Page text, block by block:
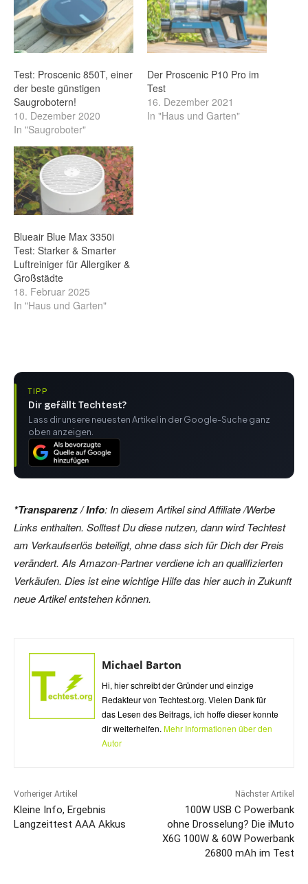
Test: Proscenic 850T, einer
der beste günstigen
Saugrobotern!
10. Dezember 2020
In "Saugroboter"
Der Proscenic P10 Pro im
Test
16. Dezember 2021
In "Haus und Garten"
Blueair Blue Max 3350i
Test: Starker & Smarter
Luftreiniger für Allergiker &
Großstädte
18. Februar 2025
In "Haus und Garten"
TIPP
Dir gefällt Techtest?
Lass dir unsere neuesten Artikel in der Google-Suche ganz
oben anzeigen.
*Transparenz / Info: In diesem Artikel sind Affiliate /Werbe
Links enthalten. Solltest Du diese nutzen, dann wird Techtest
am Verkaufserlös beteiligt, ohne dass sich für Dich der Preis
verändert. Als Amazon-Partner verdiene ich an qualifizierten
Verkäufen. Dies ist eine wichtige Hilfe das hier auch in Zukunft
neue Artikel entstehen können.
Michael Barton
Hi, hier schreibt der Gründer und einzige
Redakteur von Techtest.org. Vielen Dank für
das Lesen des Beitrags, ich hoffe dieser konnte
dir weiterhelfen. Mehr Informationen über den
Autor
Vorheriger Artikel
Kleine Info, Ergebnis
Langzeittest AAA Akkus
Nächster Artikel
100W USB C Powerbank
ohne Drosselung? Die iMuto
X6G 100W & 60W Powerbank
26800 mAh im Test